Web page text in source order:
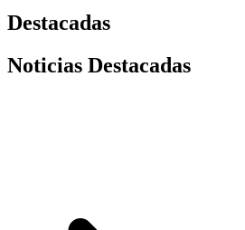
Destacadas
Noticias Destacadas